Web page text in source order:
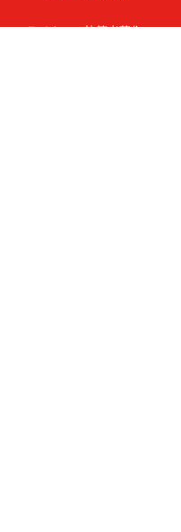
ライター・執筆者募集